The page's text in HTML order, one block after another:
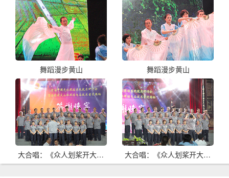
舞蹈漫步黄山 舞蹈漫步黄山
大合唱：《众人划桨开大船》 大合唱：《众人划桨开大船》